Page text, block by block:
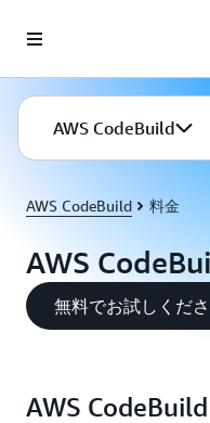
AWS CodeBuild
AWS CodeBuild 料金
AWS
無料でお試しくだ
AWS